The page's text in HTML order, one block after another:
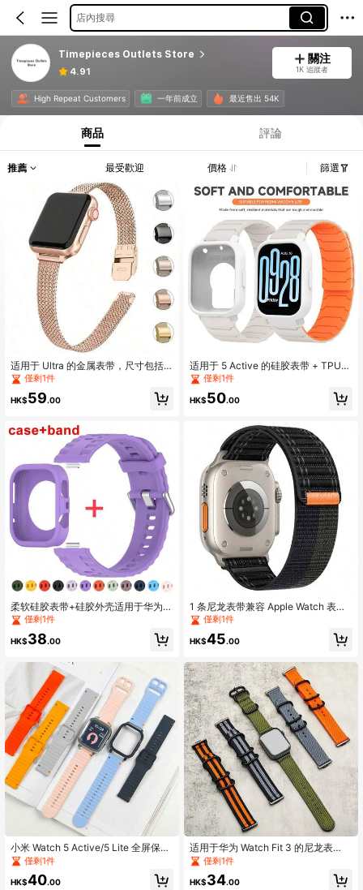
店內搜尋
Timepieces Outlets Store
4.91
關注
1K 追蹤者
High Repeat Customers 一年前成立 最近售出 54K
商品 評論
推薦 最受歡迎 價格 篩選
适用于 Ultra 的金属表带，尺寸包括 4
9 毫米、41 毫米和 45 毫米，米兰尼
斯表带，女士款，也适用于 8、7、
6、5、SE、4、3、42 毫米、44 毫
僅剩1件
HK$59.00
柔软硅胶表带+硅胶外壳适用于华为
Watch Fit 4 Pro 运动表带壳镂空适用
于华为 Fit 4 保护配件
僅剩1件
HK$38.00
小米 Watch 5 Active/5 Lite 全屏保护
壳+硅胶表带，采用 TPU 软壳和透气
运动表带。
僅剩1件
HK$40.00
适用于 5 Active 的硅胶表带 + TPU
屏幕保护膜，软壳磁吸表带全包式保
护套，也适用于 5 Lite，透气运动表
带
僅剩1件
HK$50.00
1 条尼龙表带兼容 Apple Watch 表带
Ultra 2 49 毫米 45 毫米 41 毫米 44
毫米 42 毫米 38 毫米波浪纹表带兼容
Apple Watch 表带系列 9 8 7 6 5 4 3
僅剩1件
HK$45.00
适用于华为 Watch Fit 3 的尼龙表
带，智能手表运动手环，兼容华为 Wa
tch Fit3/4/4Pro，表带配件
僅剩1件
HK$34.00